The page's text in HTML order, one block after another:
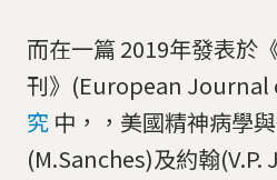
而在一篇 2019年發表於
刊》(European Journal
究 中，，美國精神病學
(M.Sanches)及約翰